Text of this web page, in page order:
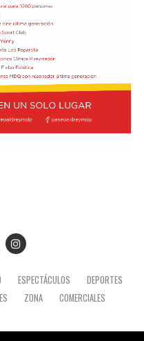
ESPECTÁCULOS
DEPORTES
ZONA COMERCIALES